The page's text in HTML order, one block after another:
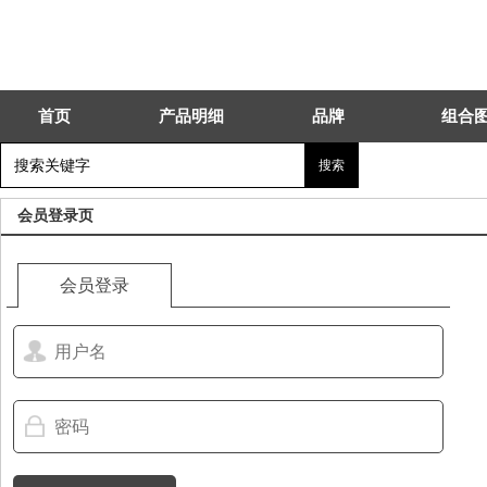
首页 产品明细 品牌 组合
会员登录页
会员登录